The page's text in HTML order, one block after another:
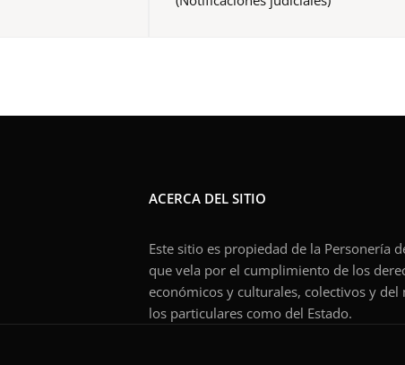
ACERCA DEL SITIO
Este sitio es propiedad de la Personería
que vela por el cumplimiento de los
económicos y culturales, colectivos y
los particulares como del Estado.